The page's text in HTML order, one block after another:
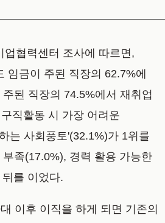
업협력센터 조사에 따르면,
임금이 주된 직장의 62.7%에
된 직장의 74.5%에서 재취업
직활동 시 가장 어려운
는 사회풍토'(32.1%)가 1위를
족(17.0%), 경력 활용 가능한
를 이었다.
이후 이직을 하게 되면 기존의